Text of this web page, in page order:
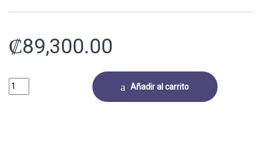
₡89,300.00
CASE RGB CORSAIR ICUE LINK 3500X MID TOWER VENTILADORES
Añadir al carrito